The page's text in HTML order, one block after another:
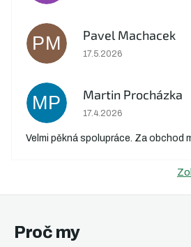
PM Pavel Machacek
Hodnocení obchodu je 5
17.5.2026
MP Martin Procházka
Hodnocení obchodu je 5
17.4.2026
Velmi pěkná spolupráce. Za obchod
Proč my